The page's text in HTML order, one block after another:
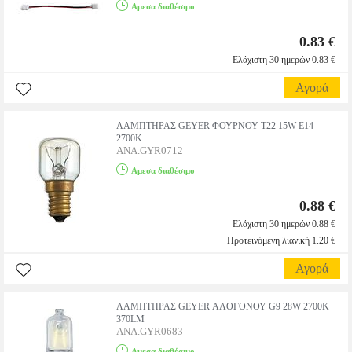
Αμεσα διαθέσιμο
0.83 €
Ελάχιστη 30 ημερών 0.83 €
Αγορά
ΛΑΜΠΤΗΡΑΣ GEYER ΦΟΥΡΝΟΥ Τ22 15W Ε14
2700K
ANA.GYR0712
Αμεσα διαθέσιμο
0.88 €
Ελάχιστη 30 ημερών 0.88 €
Προτεινόμενη λιανική 1.20 €
Αγορά
ΛΑΜΠΤΗΡΑΣ GEYER ΑΛΟΓΟΝΟΥ G9 28W 2700Κ
370LM
ANA.GYR0683